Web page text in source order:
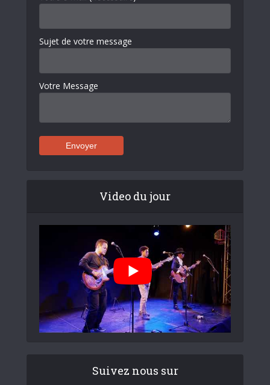
Sujet de votre message
Votre Message
Video du jour
Suivez nous sur